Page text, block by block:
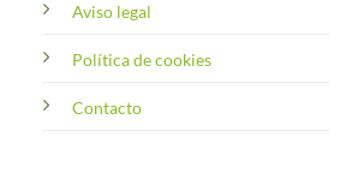
Aviso legal
Política de cookies
Contacto